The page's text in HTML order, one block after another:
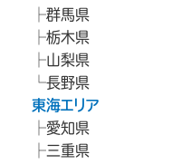
群馬県
栃木県
山梨県
長野県
東海エリア
愛知県
三重県